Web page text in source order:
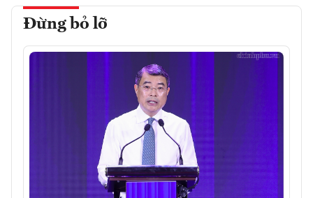
Đừng bỏ lỡ